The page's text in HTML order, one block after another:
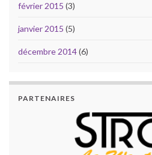
février 2015 (3)
janvier 2015 (5)
décembre 2014(6)
PARTENAIRES